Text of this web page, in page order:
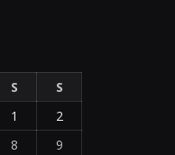
S
S
1
2
8
9